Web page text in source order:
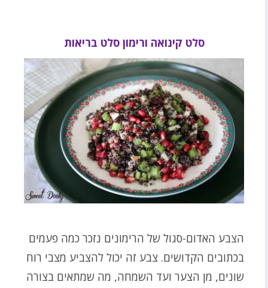
סלט קינואה ורימון סלט בריאות
הצבע האדום-סגול של הרימונים נזכר כמה פעמים
בכתובים הקדושים. צבע זה יכול להצביע מצבי רוח
שונים, מן הצער ועד השמחה, מה שמתאים בצורה